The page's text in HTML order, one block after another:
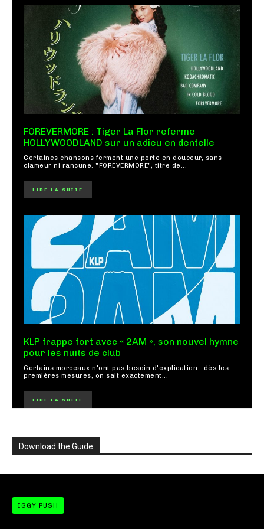
FOREVERMORE : Tiger La Flor referme
HOLLYWOODLAND sur un adieu en dentelle
Certaines chansons ferment une porte en douceur, sans
clameur ni rancune. "FOREVERMORE", titre de...
LIRE LA SUITE
KLP frappe fort avec « 2AM », son nouvel hymne
pour les nuits de club
Certains morceaux n'ont pas besoin d'explication : dès les
premières mesures, on sait exactement...
LIRE LA SUITE
Download the Guide
IGGY PUSH